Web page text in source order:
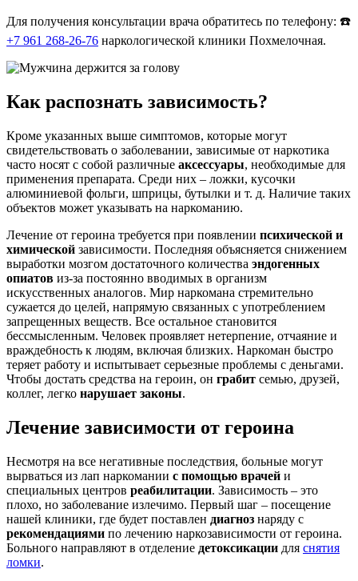
Для получения консультации врача обратитесь по телефону: ☎️
+7 961 268-26-76 наркологической клиники Похмелочная.
Как распознать зависимость?
Кроме указанных выше симптомов, которые могут
свидетельствовать о заболевании, зависимые от наркотика
часто носят с собой различные аксессуары, необходимые для
применения препарата. Среди них – ложки, кусочки
алюминиевой фольги, шприцы, бутылки и т. д. Наличие таких
объектов может указывать на наркоманию.
Лечение от героина требуется при появлении психической и
химической зависимости. Последняя объясняется снижением
выработки мозгом достаточного количества эндогенных
опиатов из-за постоянно вводимых в организм
искусственных аналогов. Мир наркомана стремительно
сужается до целей, напрямую связанных с употреблением
запрещенных веществ. Все остальное становится
бессмысленным. Человек проявляет нетерпение, отчаяние и
враждебность к людям, включая близких. Наркоман быстро
теряет работу и испытывает серьезные проблемы с деньгами.
Чтобы достать средства на героин, он грабит семью, друзей,
коллег, легко нарушает законы.
Лечение зависимости от героина
Несмотря на все негативные последствия, больные могут
вырваться из лап наркомании с помощью врачей и
специальных центров реабилитации. Зависимость – это
плохо, но заболевание излечимо. Первый шаг – посещение
нашей клиники, где будет поставлен диагноз наряду с
рекомендациями по лечению наркозависимости от героина.
Больного направляют в отделение детоксикации для снятия
ломки.